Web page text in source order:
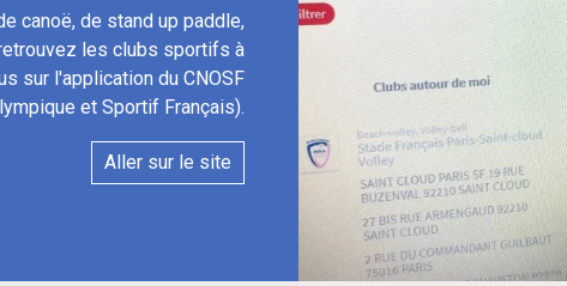
canoë, de stand up paddle,
les clubs sportifs à
sur l'application du CNOSF
et Sportif Français).
Aller sur le site